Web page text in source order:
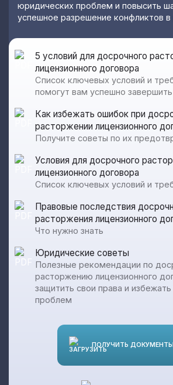
юридических проблем и повысить
успешное разрешение конфликтов в
5 условий для досрочного
лицензионного договора
Список ключевых условий и
помогут вам успешно
Как избежать ошибок при
расторжении лицензионного
Получите советы по их
Условия для досрочного
лицензионного договора
Список ключевых условий и
Правовые последствия
расторжения лицензионного
Что нужно знать
Юридические советы
Полезные рекомендации по
расторжению лицензионного
защитить свои права и
проблем
ПОЛУЧИТЬ ДОКУМЕНТЫ